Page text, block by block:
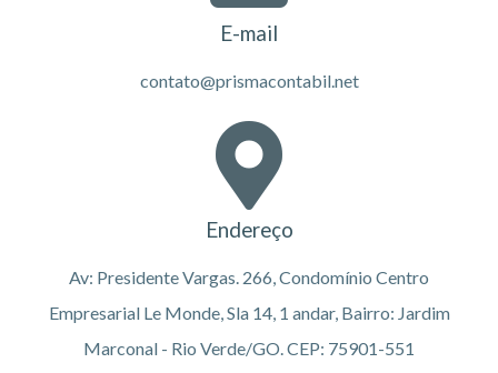
E-mail
contato@prismacontabil.net
Endereço
Av: Presidente Vargas. 266, Condomínio Centro
Empresarial Le Monde, Sla 14, 1 andar, Bairro: Jardim
Marconal - Rio Verde/GO. CEP: 75901-551